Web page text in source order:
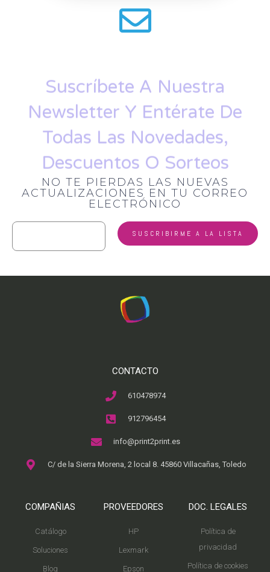
Suscríbete A Nuestra
Newsletter Y Entérate De
Todas Las Novedades,
Descuentos O Sorteos
NO TE PIERDAS LAS NUEVAS
ACTUALIZACIONES EN TU CORREO
ELECTRÓNICO
CONTACTO
610478974
912796454
info@print2print.es
C/ de la Sierra Morena, 2 local 8. 45860 Villacañas, Toledo
COMPAÑIAS
Catálogo
Soluciones
Blog
PROVEEDORES
HP
Lexmark
Epson
DOC. LEGALES
Política de
privacidad
Política de cookies